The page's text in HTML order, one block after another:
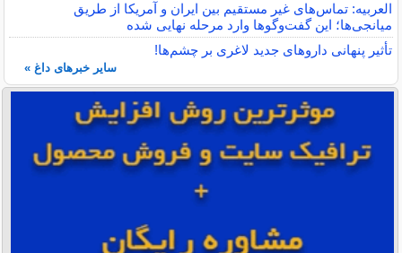
العربیه: تماس‌های غیر مستقیم بین ایران و آمریکا از طریق
میانجی‌ها؛ این گفت‌و‌گو‌ها وارد مرحله نهایی شده
تأثیر پنهانی داروهای جدید لاغری بر چشم‌ها!
سایر خبرهای داغ »